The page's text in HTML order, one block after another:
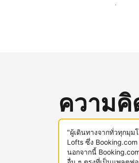
เข้าถึงลูกค้าใหม่ ๆ ตั้
ความคิ
"ผู้เดินทางจากทั่วทุกมุม
Lofts ซึ่ง
นอกจากนี้